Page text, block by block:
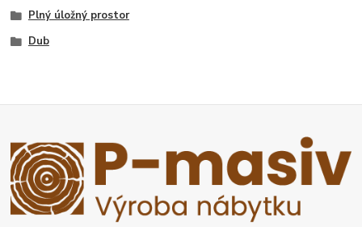
Plný úložný prostor
Dub